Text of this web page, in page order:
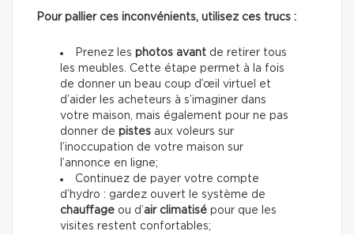
Pour pallier ces inconvénients, utilisez ces trucs :
Prenez les photos avant de retirer tous
les meubles. Cette étape permet à la fois
de donner un beau coup d’œil virtuel et
d’aider les acheteurs à s’imaginer dans
votre maison, mais également pour ne pas
donner de pistes aux voleurs sur
l’inoccupation de votre maison sur
l’annonce en ligne;
Continuez de payer votre compte
d’hydro : gardez ouvert le système de
chauffage ou d’air climatisé pour que les
visites restent confortables;